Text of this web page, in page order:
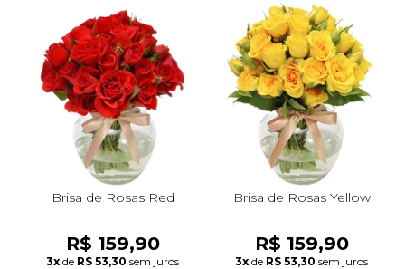
Brisa de Rosas Red
R$ 159,90
3x de R$ 53,30 sem juros
Brisa de Rosas Yellow
R$ 159,90
3x de R$ 53,30 sem juros